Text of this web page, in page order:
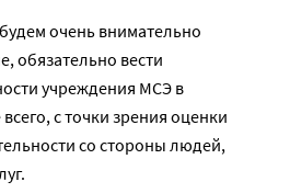
очень внимательно
обязательно вести
учреждения МСЭ в
с точки зрения оценки
со стороны людей,